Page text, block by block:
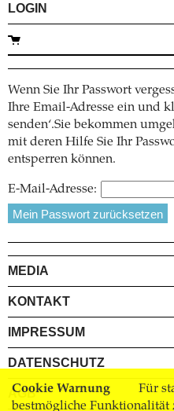
Cookie Warnung
Für
bestmögliche Funktionalität
LOGIN
Wenn Sie Ihr Passwort
Ihre Email-Adresse ein und
senden‘.Sie bekommen
mit deren Hilfe Sie Ihr
entsperren können.
E-Mail-Adresse:
MEDIA
KONTAKT
IMPRESSUM
DATENSCHUTZ
AGB